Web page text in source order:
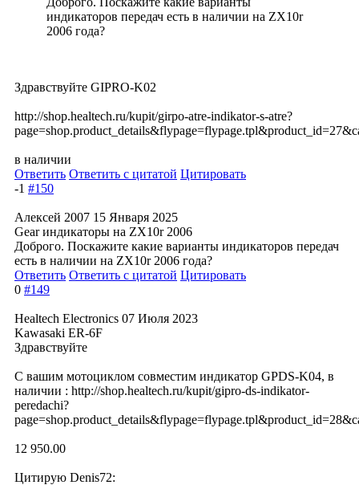
Zeroиндикаторов передач есть в наличии на ZX10r
2006 года?
Здравствуйте GIPRO-K02
http://shop.healtech.ru/kupit/girpo-atre-indikator-s-atre?
в наличии
Ответить Ответить с цитатой Цитировать
-1 #150
Алексей 2007 15 Января 2025
Gear индикаторы на ZX10r 2006
Доброго. Поскажите какие варианты индикаторов передач
есть в наличии на ZX10r 2006 года?
Ответить Ответить с цитатой Цитировать
0 #149
Healtech Electronics 07 Июля 2023
Kawasaki ER-6F
Здравствуйте
С вашим мотоциклом совместим индикатор GPDS-K04, в
наличии : http://shop.healtech.ru/kupit/gipro-ds-indikator-
peredachi?
12 950.00
Цитирую Denis72: